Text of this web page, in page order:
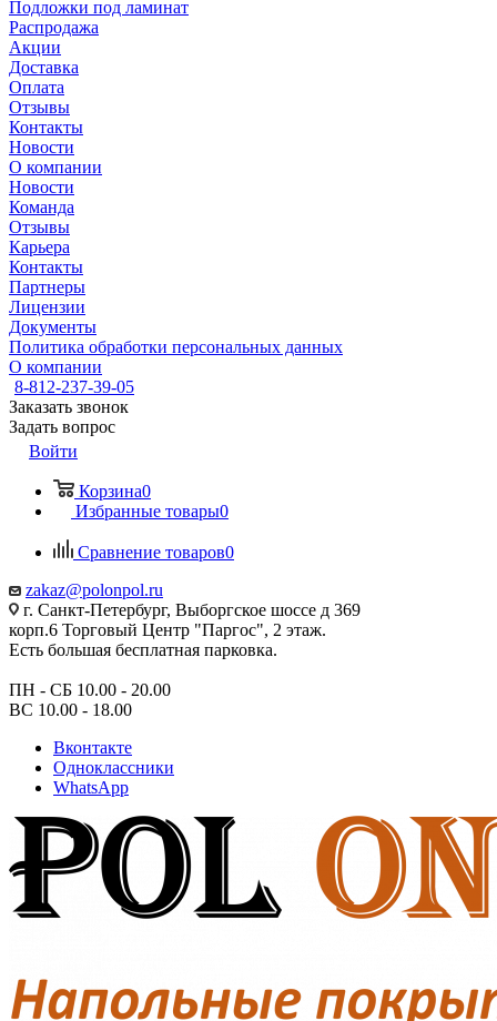
Подложки под ламинат
Распродажа
Акции
Доставка
Оплата
Отзывы
Контакты
Новости
О компании
Новости
Команда
Отзывы
Карьера
Контакты
Партнеры
Лицензии
Документы
Политика обработки персональных данных
О компании
8-812-237-39-05
Заказать звонок
Задать вопрос
Войти
Корзина0
Избранные товары0
Сравнение товаров0
zakaz@polonpol.ru
г. Санкт-Петербург, Выборгское шоссе д 369
корп.6 Торговый Центр "Паргос", 2 этаж.
Есть большая бесплатная парковка.
ПН - СБ 10.00 - 20.00
ВС 10.00 - 18.00
Вконтакте
Одноклассники
WhatsApp